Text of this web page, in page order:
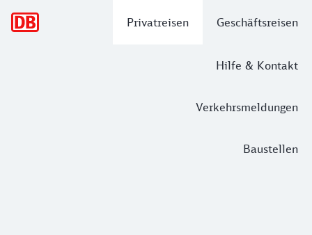
Privatreisen Geschäftsreisen
Hilfe & Kontakt
Verkehrsmeldungen
Baustellen